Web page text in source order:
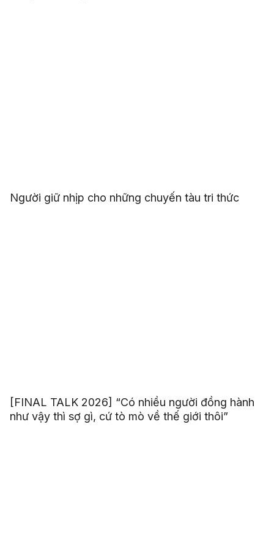
Người giữ nhịp cho những chuyến tàu tri thức
[FINAL TALK 2026] “Có nhiều người đồng hành
như vậy thì sợ gì, cứ tò mò về thế giới thôi”